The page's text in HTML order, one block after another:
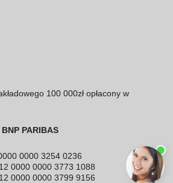
100 000zł opłacony w
PARIBAS
0000 3254 0236
0000 0000 3773 1088
0000 0000 3799 9156